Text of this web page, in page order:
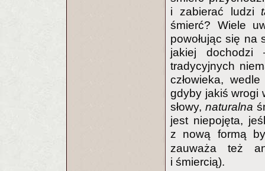
i zabierać ludzi
śmierć? Wiele
powołując się na
jakiej
tradycyjnych
człowieka,
gdyby jakiś wrogi
słowy,naturalna
jest niepojęta,
z nową formą
zauważa też
i śmiercią).